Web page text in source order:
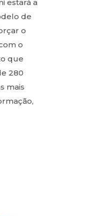
estará a
de
o
o
que
280
mais